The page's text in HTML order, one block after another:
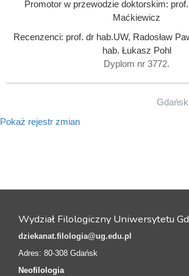
Promotor w przewodzie doktorskim:
Maćkiewicz
Recenzenci: prof. dr hab.UW, Radosław
hab. Łukasz Pohl
Dyplom nr 3772.
Pokaż rejestr zmian
Wydział Filologiczny Uniwersytetu
dziekanat.filologia@ug.edu.pl
Adres: 80-308 Gdańsk
Neofilologia